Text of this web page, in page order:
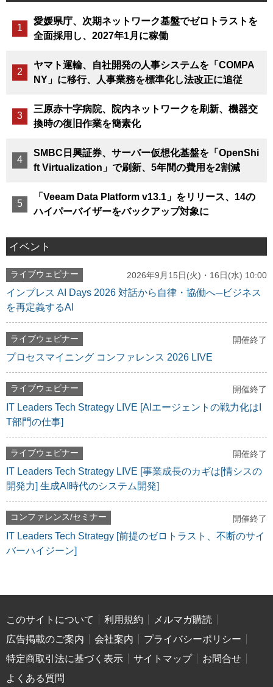
愛媛県庁、次期ネットワーク基盤でゼロトラストを
全面採用し、2027年1月に稼働
ヤマト運輸、自社開発の人事システムを「COMPA
NY」に移行、人事業務を標準化し法改正に追従
三原赤十字病院、院内ネットワークを刷新、機器交
換時の復旧作業を簡素化
SMBC日興証券、サーバー仮想化基盤を「OpenShi
ft Virtualization」で刷新、5年間の費用を2割減
「Veeam Data Platform v13.1」をリリース、14の
ハイパーバイザーをバックアップ対象に
イベント
ライブウェビナー 2026年9月15日(火)・16日(水) 10:00
インプレス AI Days 2026 対話から自律・協働へ─ビジネス
を再定義するAI
ライブウェビナー 開催終了
プロセスマイニング コンファレンス 2026 LIVE
ライブウェビナー 開催終了
IT Leaders Tech Strategy LIVE [AIエージェントの戦力化はI
T部門の仕事]
ライブウェビナー 開催終了
IT Leaders Tech Strategy LIVE [事業成長のカギは[情シスの
開発力] 生成AI時代のシステム開発]
コンファレンス/セミナー 開催終了
IT Leaders Tech Strategy [前提のゼロトラスト、不断のサイ
バーハイジーン]
このサイトについて 利用規約
メルマガ購読
広告掲載のご案内
会社案内
プライバシーポリシー
特定商取引法に基づく表示
サイトマップ
お問合せ
よくある質問